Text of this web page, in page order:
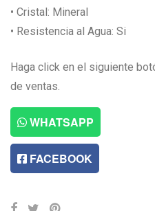
• Cristal: Mineral
• Resistencia al Agua: Si
Haga click en el siguiente
de ventas.
WHATSAPP
FACEBOOK